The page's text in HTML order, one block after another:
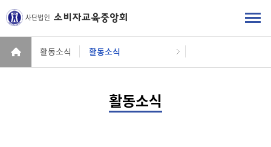
활동소식 활동소식
활동소식